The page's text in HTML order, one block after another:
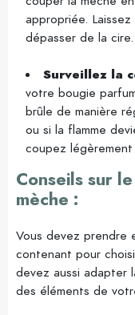
appropriée.
dépasser de la cire.
Surveillez la
votre bougie
brûle de manière
ou si la flamme
coupez
Conseils sur
mèche :
Vous devez prendre
contenant pour
devez aussi adapter
des éléments de